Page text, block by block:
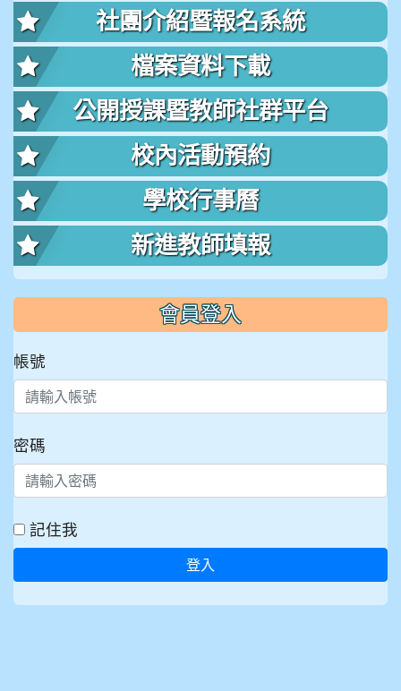
社團介紹暨報名系統
檔案資料下載
公開授課暨教師社群平台
校內活動預約
學校行事曆
新進教師填報
會員登入
帳號
密碼
記住我
登入